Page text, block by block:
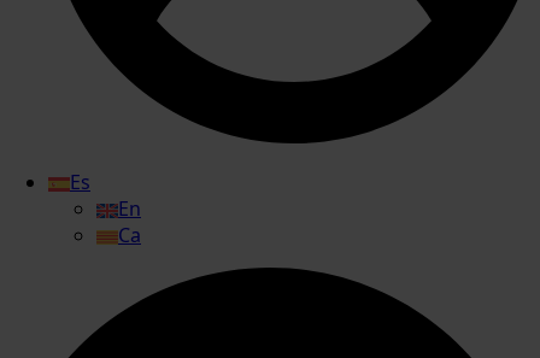
Es
En
Ca